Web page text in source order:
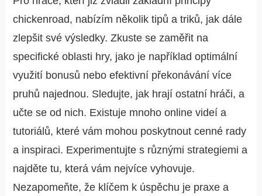
chickenroad, nabízím několik tipů a triků, jak dále
zlepšit své výsledky. Zkuste se zaměřit na
specifické oblasti hry, jako je například optimální
využití bonusů nebo efektivní překonávání více
pruhů najednou. Sledujte, jak hrají ostatní hráči, a
učte se od nich. Existuje mnoho online videí a
tutoriálů, které vám mohou poskytnout cenné rady
a inspiraci. Experimentujte s různými strategiemi a
najděte tu, která vám nejvíce vyhovuje.
Nezapomeňte, že klíčem k úspěchu je praxe a